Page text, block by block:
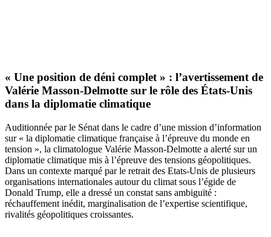
« Une position de déni complet » : l’avertissement de
Valérie Masson-Delmotte sur le rôle des États-Unis
dans la diplomatie climatique
Auditionnée par le Sénat dans le cadre d’une mission d’information
sur « la diplomatie climatique française à l’épreuve du monde en
tension », la climatologue Valérie Masson-Delmotte a alerté sur un
diplomatie climatique mis à l’épreuve des tensions géopolitiques.
Dans un contexte marqué par le retrait des Etats-Unis de plusieurs
organisations internationales autour du climat sous l’égide de
Donald Trump, elle a dressé un constat sans ambiguïté :
réchauffement inédit, marginalisation de l’expertise scientifique,
rivalités géopolitiques croissantes.